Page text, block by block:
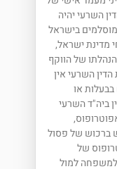
השרעי יהיה
בישראל
מדינת ישראל,
של הווקף
השרעי אין
בבעלות או
ביה"ד השרעי
ברכוש של פסול
של
למשפחה למול